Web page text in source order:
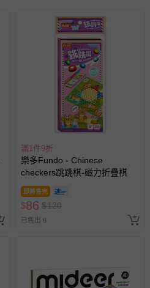
木-橡膠木以及台灣零件，通過
鑑賞期／猶豫期權益，但此期間
品必須是未經使用的全新狀態，
明文件及贈品等。
7天（含例假日內提出），如為
>『已出貨』中查詢該筆訂單，
行申請。若有相關退貨問題，請
我們將依序為您處理
，如因部份退貨，而該訂單保
的規定，不適用七天鑑賞期/猶
滿1件9折
樂多Fundo - Chinese
checkers跳跳棋-磁力折疊棋
即將售完
$86 $120
已售出 6